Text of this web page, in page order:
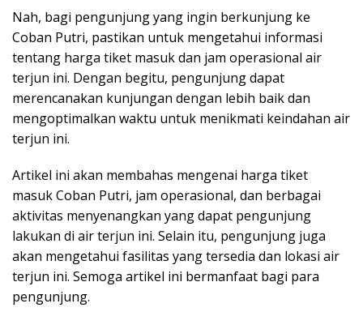
Nah, bagi pengunjung yang ingin berkunjung ke
Coban Putri, pastikan untuk mengetahui informasi
tentang harga tiket masuk dan jam operasional air
terjun ini. Dengan begitu, pengunjung dapat
merencanakan kunjungan dengan lebih baik dan
mengoptimalkan waktu untuk menikmati keindahan air
terjun ini.
Artikel ini akan membahas mengenai harga tiket
masuk Coban Putri, jam operasional, dan berbagai
aktivitas menyenangkan yang dapat pengunjung
lakukan di air terjun ini. Selain itu, pengunjung juga
akan mengetahui fasilitas yang tersedia dan lokasi air
terjun ini. Semoga artikel ini bermanfaat bagi para
pengunjung.